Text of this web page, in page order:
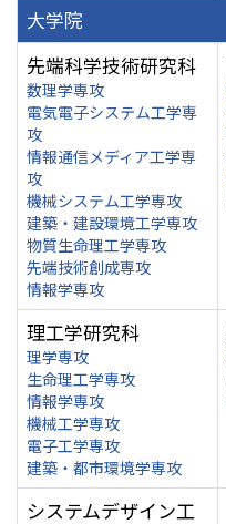
大学院
先端科学技術研究科
数理学専攻
電気電子システム工学専
攻
情報通信メディア工学専
攻
機械システム工学専攻
建築・建設環境工学専攻
物質生命理工学専攻
先端技術創成専攻
情報学専攻
理工学研究科
理学専攻
生命理工学専攻
情報学専攻
機械工学専攻
電子工学専攻
建築・都市環境学専攻
システムデザイン工